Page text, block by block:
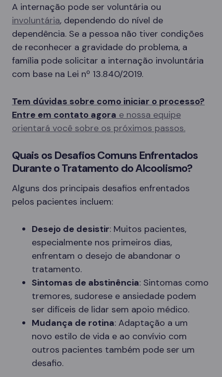
A internação pode ser voluntária ou
involuntária, dependendo do nível de
dependência. Se a pessoa não tiver condições
de reconhecer a gravidade do problema, a
família pode solicitar a internação involuntária
com base na Lei nº 13.840/2019.
Tem dúvidas sobre como iniciar o processo?
Entre em contato agora e nossa equipe
orientará você sobre os próximos passos.
Quais os Desafios Comuns Enfrentados
Durante o Tratamento do Alcoolismo?
Alguns dos principais desafios enfrentados
pelos pacientes incluem:
Desejo de desistir: Muitos pacientes,
especialmente nos primeiros dias,
enfrentam o desejo de abandonar o
tratamento.
Sintomas de abstinência: Sintomas como
tremores, sudorese e ansiedade podem
ser difíceis de lidar sem apoio médico.
Mudança de rotina: Adaptação a um
novo estilo de vida e ao convívio com
outros pacientes também pode ser um
desafio.